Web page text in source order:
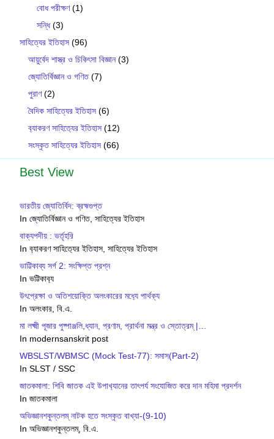
বোধ পরীক্ষণ(1)
সন্ধি(3)
সাহিত্যের ইতিহাস (96)
আয়ুর্বেদ শাস্ত্র ও চিকিৎসা বিজ্ঞান(3)
জ্যোতির্বিজ্ঞান ও গণিত(7)
পুরাণ(2)
বৈদিক সাহিত্যের ইতিহাস (6)
ব‍্যাকরণ সাহিত‍্যের ইতিহাস (12)
সংস্কৃত সাহিত্যের ইতিহাস (66)
Best View
ভারতীয় জ্যোতির্বিদ: ব্রহ্মগুপ্ত
In জ্যোতির্বিজ্ঞান ও গণিত, সাহিত্যের ইতিহাস
বাক্যপদীয় : ভর্তৃহরি
In ব‍্যাকরণ সাহিত‍্যের ইতিহাস, সাহিত্যের ইতিহাস
ভাট্টিকাব্য সর্গ 2: সংক্ষিপ্ত প্রশ্ন
In ভট্টিকাব‍্য
উৎপ্রেক্ষা ও অতিশয়োক্তি অলংকারের মধ‍্যে পার্থক্য
In অলংকার, বি.এ.
মা লক্ষ্মী পূজার পুষ্পাঞ্জলি,ধ্যান, প্রণাম, প্রার্থনা মন্ত্র ও স্তোত্রম্ |…
In modernsanskrit post
WBSLST/WBMSC (Mock Test-77): সমাস(Part-2)
In SLST / SSC
জাতকমালা: শিবি জাতক এই উপাখ‍্যানের তাৎপর্য সংযোজিত করে দান মহিমা প্রদর্শন
In জাতকমালা
অভিজ্ঞানশকুন্তলম্ নাটক হতে সংস্কৃত বাখ্যা-(9-10)
In অভিজ্ঞানশকুন্তলম্, বি.এ.